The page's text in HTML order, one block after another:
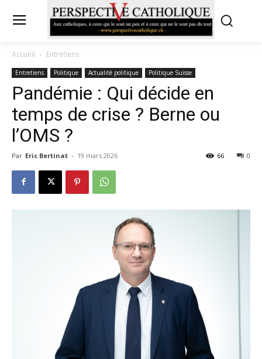
Accueil Entretiens
Entretiens Politique Actualité politique Politique Suisse
Pandémie : Qui décide en
temps de crise ? Berne ou
l’OMS ?
Par Eric Bertinat - 19 mars 2026 0
66